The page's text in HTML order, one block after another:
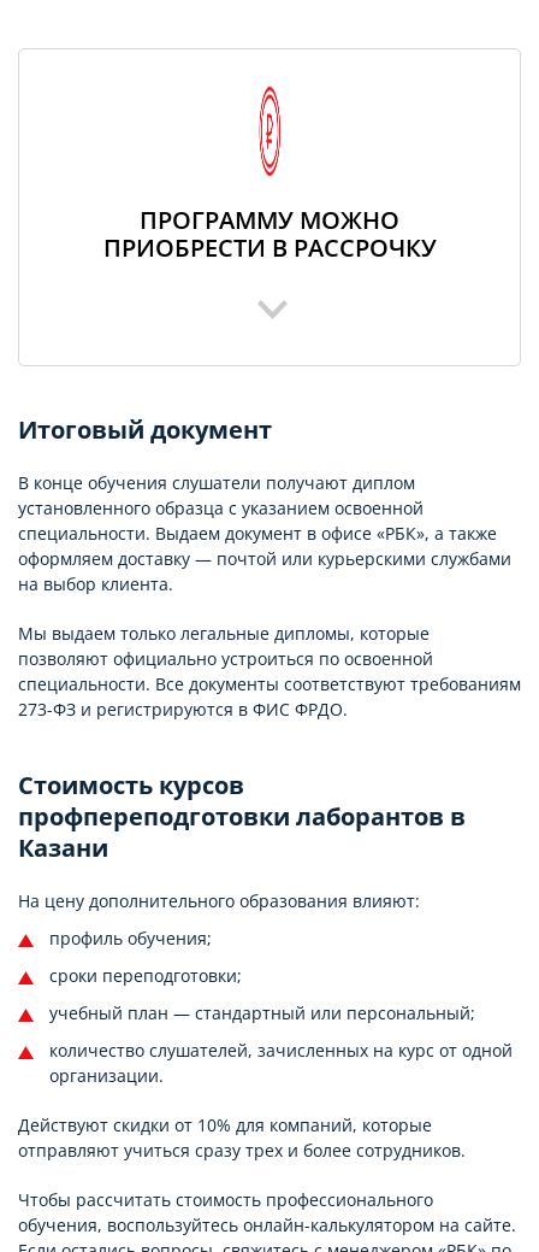
ПРОГРАММУ МОЖНО
ПРИОБРЕСТИ В РАССРОЧКУ
Итоговый документ
В конце обучения слушатели получают диплом
установленного образца с указанием освоенной
специальности. Выдаем документ в офисе «РБК», а также
оформляем доставку — почтой или курьерскими службами
на выбор клиента.
Мы выдаем только легальные дипломы, которые
позволяют официально устроиться по освоенной
специальности. Все документы соответствуют требованиям
273-ФЗ и регистрируются в ФИС ФРДО.
Стоимость курсов
профпереподготовки лаборантов в
Казани
На цену дополнительного образования влияют:
профиль обучения;
сроки переподготовки;
учебный план — стандартный или персональный;
количество слушателей, зачисленных на курс от одной
организации.
Действуют скидки от 10% для компаний, которые
отправляют учиться сразу трех и более сотрудников.
Чтобы рассчитать стоимость профессионального
обучения, воспользуйтесь онлайн-калькулятором на сайте.